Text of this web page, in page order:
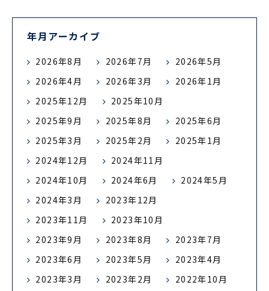
年月アーカイブ
2026年8月 2026年7月
2026年5月
2026年4月
2026年3月
2026年1月
2025年12月
2025年10月
2025年9月
2025年8月
2025年6月
2025年3月
2025年2月
2025年1月
2024年12月
2024年11月
2024年10月
2024年6月
2024年5月
2024年3月
2023年12月
2023年11月
2023年10月
2023年9月
2023年8月
2023年7月
2023年6月
2023年5月
2023年4月
2023年3月
2023年2月
2022年10月